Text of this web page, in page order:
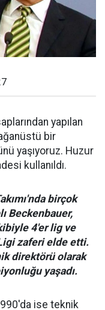
yapılan
bir
yaşıyoruz. Huzur
kullanıldı.
birçok
Beckenbauer,
4'er lig ve
zaferi elde etti.
direktörü olarak
yaşadı.
ise teknik